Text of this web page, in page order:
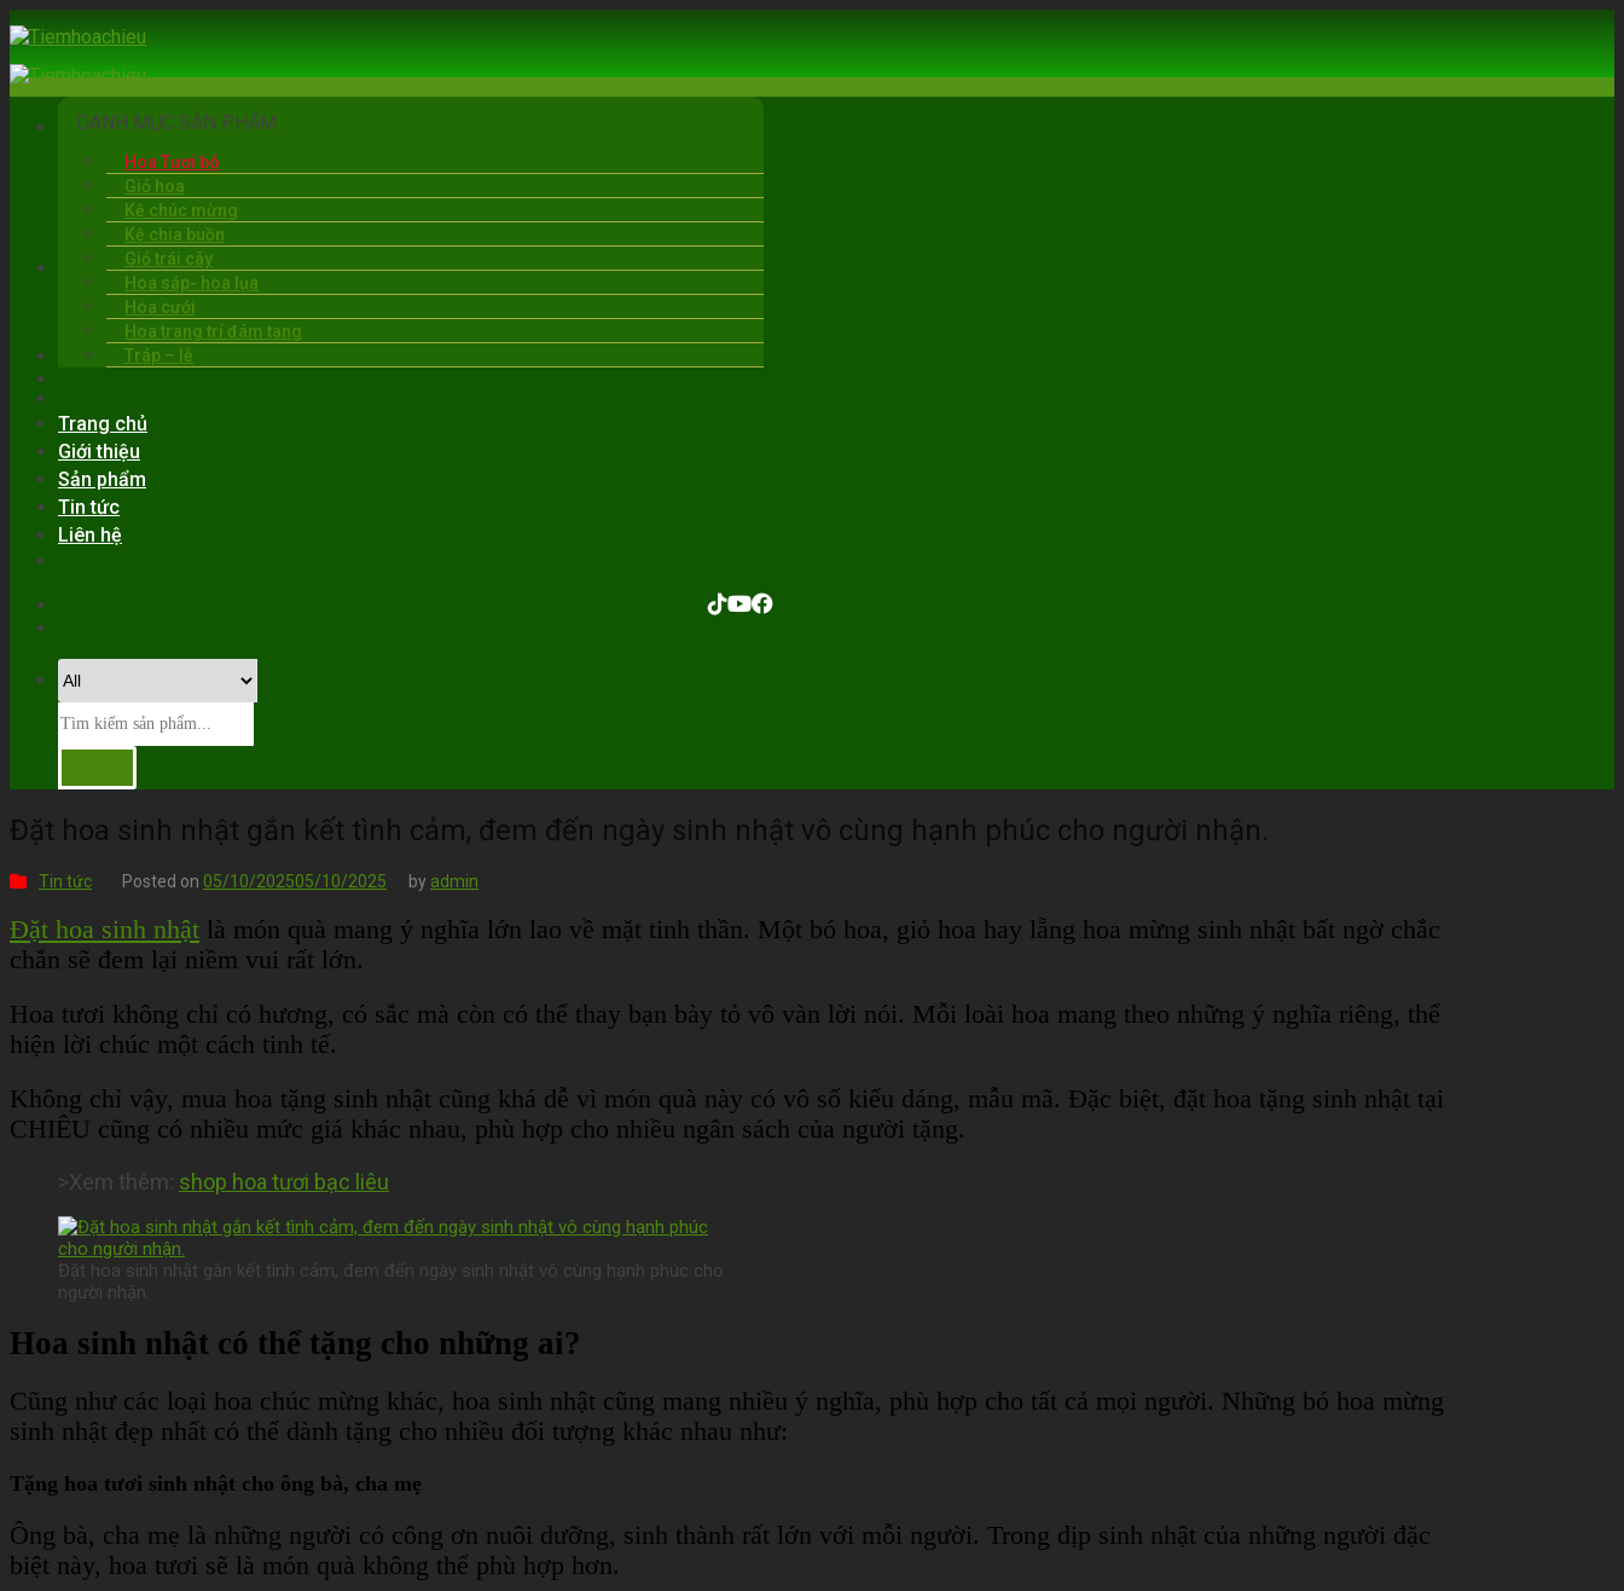
Skip
to
content
BẠC LIÊU
06:00 - 22:00
0919.30.6263
DANH MỤC SẢN PHẨM
Hoa Tươi bó
Giỏ hoa
Kệ chúc mừng
Kệ chia buồn
Giỏ trái cây
Hoa sáp- hoa lụa
Hoa cưới
Hoa trang trí đám tang
Tráp – lễ
Trang chủ
Giới thiệu
Sản phẩm
Tin tức
Liên hệ
Đặt hoa sinh nhật gắn kết tình cảm, đem đến ngày sinh nhật vô cùng hạnh phúc cho người nhận.
Tin tức Posted on 05/10/202505/10/2025 by admin
Đặt hoa sinh nhật là món quà mang ý nghĩa lớn lao về mặt tinh thần. Một bó hoa, giỏ hoa hay lẵng hoa mừng sinh nhật bất ngờ chắc
chắn sẽ đem lại niềm vui rất lớn.
Hoa tươi không chỉ có hương, có sắc mà còn có thể thay bạn bày tỏ vô vàn lời nói. Mỗi loài hoa mang theo những ý nghĩa riêng, thể
hiện lời chúc một cách tinh tế.
Không chỉ vậy, mua hoa tặng sinh nhật cũng khá dễ vì món quà này có vô số kiểu dáng, mẫu mã. Đặc biệt, đặt hoa tặng sinh nhật tại
CHIÊU cũng có nhiều mức giá khác nhau, phù hợp cho nhiều ngân sách của người tặng.
>Xem thêm: shop hoa tươi bạc liêu
Đặt hoa sinh nhật gắn kết tình cảm, đem đến ngày sinh nhật vô cùng hạnh phúc cho
người nhận.
Hoa sinh nhật có thể tặng cho những ai?
Cũng như các loại hoa chúc mừng khác, hoa sinh nhật cũng mang nhiều ý nghĩa, phù hợp cho tất cả mọi người. Những bó hoa mừng
sinh nhật đẹp nhất có thể dành tặng cho nhiều đối tượng khác nhau như:
Tặng hoa tươi sinh nhật cho ông bà, cha mẹ
Ông bà, cha mẹ là những người có công ơn nuôi dưỡng, sinh thành rất lớn với mỗi người. Trong dịp sinh nhật của những người đặc
biệt này, hoa tươi sẽ là món quà không thể phù hợp hơn.